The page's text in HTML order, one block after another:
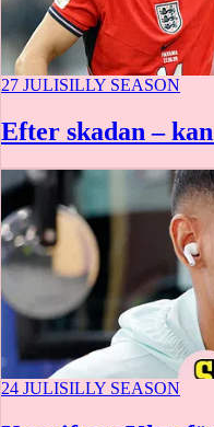
27 JULISILLY SEASON
Efter skadan –
24 JULISILLY SEASON